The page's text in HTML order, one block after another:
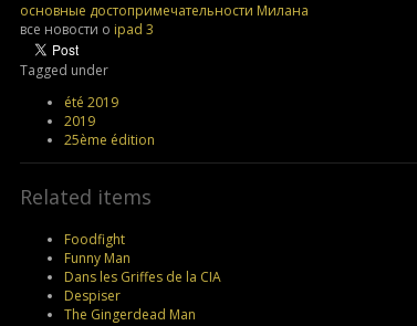
основные достопримечательности Милана
все новости о ipad 3
Tagged under
été 2019
2019
25ème édition
Related items
Foodfight
Funny Man
Dans les Griffes de la CIA
Despiser
The Gingerdead Man